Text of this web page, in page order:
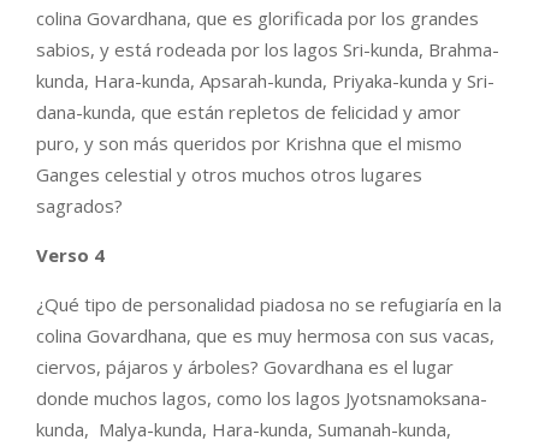
colina Govardhana, que es glorificada por los grandes
sabios, y está rodeada por los lagos Sri-kunda, Brahma-
kunda, Hara-kunda, Apsarah-kunda, Priyaka-kunda y Sri-
dana-kunda, que están repletos de felicidad y amor
puro, y son más queridos por Krishna que el mismo
Ganges celestial y otros muchos otros lugares
sagrados?
Verso 4
¿Qué tipo de personalidad piadosa no se refugiaría en la
colina Govardhana, que es muy hermosa con sus vacas,
ciervos, pájaros y árboles? Govardhana es el lugar
donde muchos lagos, como los lagos Jyotsnamoksana-
kunda, Malya-kunda, Hara-kunda, Sumanah-kunda,